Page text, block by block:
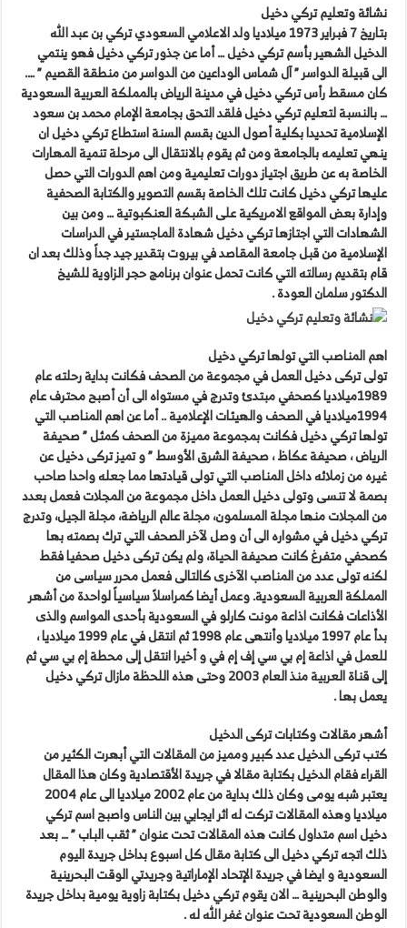
نشائة وتعليم تركي دخيل
بتاريخ 7 فبراير 1973 ميلاديا ولد الاعلامي السعودي تركي بن عبد الله
الدخيل الشهير بأسم تركي دخيل … أما عن جذور تركي دخيل فهو ينتمي
الى قبيلة الدواسر ” آل شماس الوداعين من الدواسر من منطقة القصيم ” ….
كان مسقط رأس تركي دخيل في مدينة الرياض بالمملكة العربية السعودية
… بالنسبة لتعليم تركي دخيل فلقد التحق بجامعة الإمام محمد بن سعود
الإسلامية تحديدا بكلية أصول الدين بقسم السنة استطاع تركي دخيل ان
ينهي تعليمه بالجامعة ومن ثم يقوم بالانتقال الى مرحلة تنمية المهارات
الخاصة به عن طريق اجتياز دورات تعليمية ومن اهم الدورات التي حصل
عليها تركي دخيل كانت تلك الخاصة بقسم التصوير والكتابة الصحفية
وإدارة بعض المواقع الامريكية على الشبكة العنكبوتية … ومن بين
الشهادات التي اجتازها تركي دخيل شهادة الماجستير في الدراسات
الإسلامية من قبل جامعة المقاصد في بيروت بتقدير جيد جداً وذلك بعد ان
قام بتقديم رسالته التي كانت تحمل عنوان برنامج حجر الزاوية للشيخ
الدكتور سلمان العودة .
اهم المناصب التي تولها تركي دخيل
تولى تركى دخيل العمل في مجموعة من الصحف فكانت بداية رحلته عام
1989ميلاديا كصحفي مبتدئ وتدرج في مستواه الى أن أصبح محترف عام
1994ميلاديا في الصحف والهيئات الإعلامية .. أما عن اهم المناصب التي
تولها تركي دخيل فكانت بمجموعة مميزة من الصحف كمثل ” صحيفة
الرياض ، صحيفة عكاظ ، صحيفة الشرق الأوسط ” و تميز تركى دخيل عن
غيره من زملائه داخل المناصب التي تولى قيادتها مما جعله واحدا صاحب
بصمة لا تنسى وتولى دخيل العمل داخل مجموعة من المجلات فعمل بعدد
من المجلات منها مجلة المسلمون، مجلة عالم الرياضة، مجلة الجيل، وتدرج
تركي دخيل في مشواره الى أن وصل لآخر الصحف التي ترك بصمته بها
كصحفي متفرغ كانت صحيفة الحياة، ولم يكن تركى دخيل صحفيا فقط
لكنه تولى عدد من المناصب الآخرى كالتالى فعمل محرر سياسى من
المملكة العربية السعودية. وعمل أيضا كمراسلاً سياسياً لواحدة من أشهر
الأذاعات فكانت اذاعة مونت كارلو في السعودية بأحدى المواسم والذى
بدأ عام 1997 ميلاديا وأنتهى عام 1998 ثم انتقل في عام 1999 ميلاديا ،
للعمل في اذاعة إم بي سي إف إم في و أخيرا انتقل إلى محطة إم‌ بي‌ سي ثم
إلى قناة العربية منذ العام 2003 وحتى هذه اللحظة مازال تركي دخيل
يعمل بها .
أشهر مقالات وكتابات تركى الدخيل
كتب تركى الدخيل عدد كبير ومميز من المقالات التي أبهرت الكثير من
القراء فقام الدخيل بكتابة مقالا في جريدة الأقتصادية وكان هذا المقال
يعتبر شبه يومى وكان ذلك بداية من عام 2002 ميلاديا الى عام 2004
ميلاديا وهذه المقالات تركت له اثر ايجابي بين الناس واصبح اسم تركي
دخيل اسم متداول كانت هذه المقالات تحت عنوان ” ثقب الباب ” … بعد
ذلك اتجه تركي دخيل الى كتابة مقال كل اسبوع بداخل جريدة اليوم
السعودية و ايضا في جريدة الإتحاد الإماراتية وجريدتي الوقت البحرينية
والوطن البحرينية … الان يقوم تركي دخيل بكتابة زاوية يومية بداخل جريدة
الوطن السعودية تحت عنوان غفر الله له .